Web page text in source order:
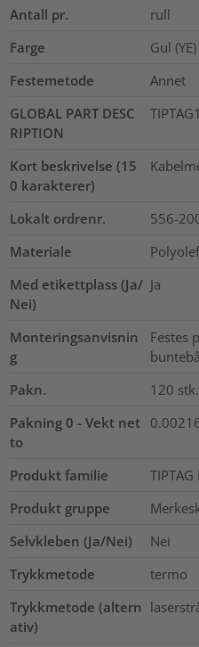
Antall pr.
rull
Farge
Gul (YE)
Festemetode
Annet
GLOBAL PART DESC
RIPTION
Kort beskrivelse (15
0 karakterer)
Lokalt ordrenr.
556-
Materiale
Med etikettplass (Ja/
Nei)
Ja
Monteringsanvisnin
g
Festes
Pakn.
120 stk.
Pakning 0 - Vekt net
to
Produkt familie
TIPTAG
Produkt gruppe
Selvkleben (Ja/Nei)
Nei
Trykkmetode
termo
Trykkmetode (altern
ativ)